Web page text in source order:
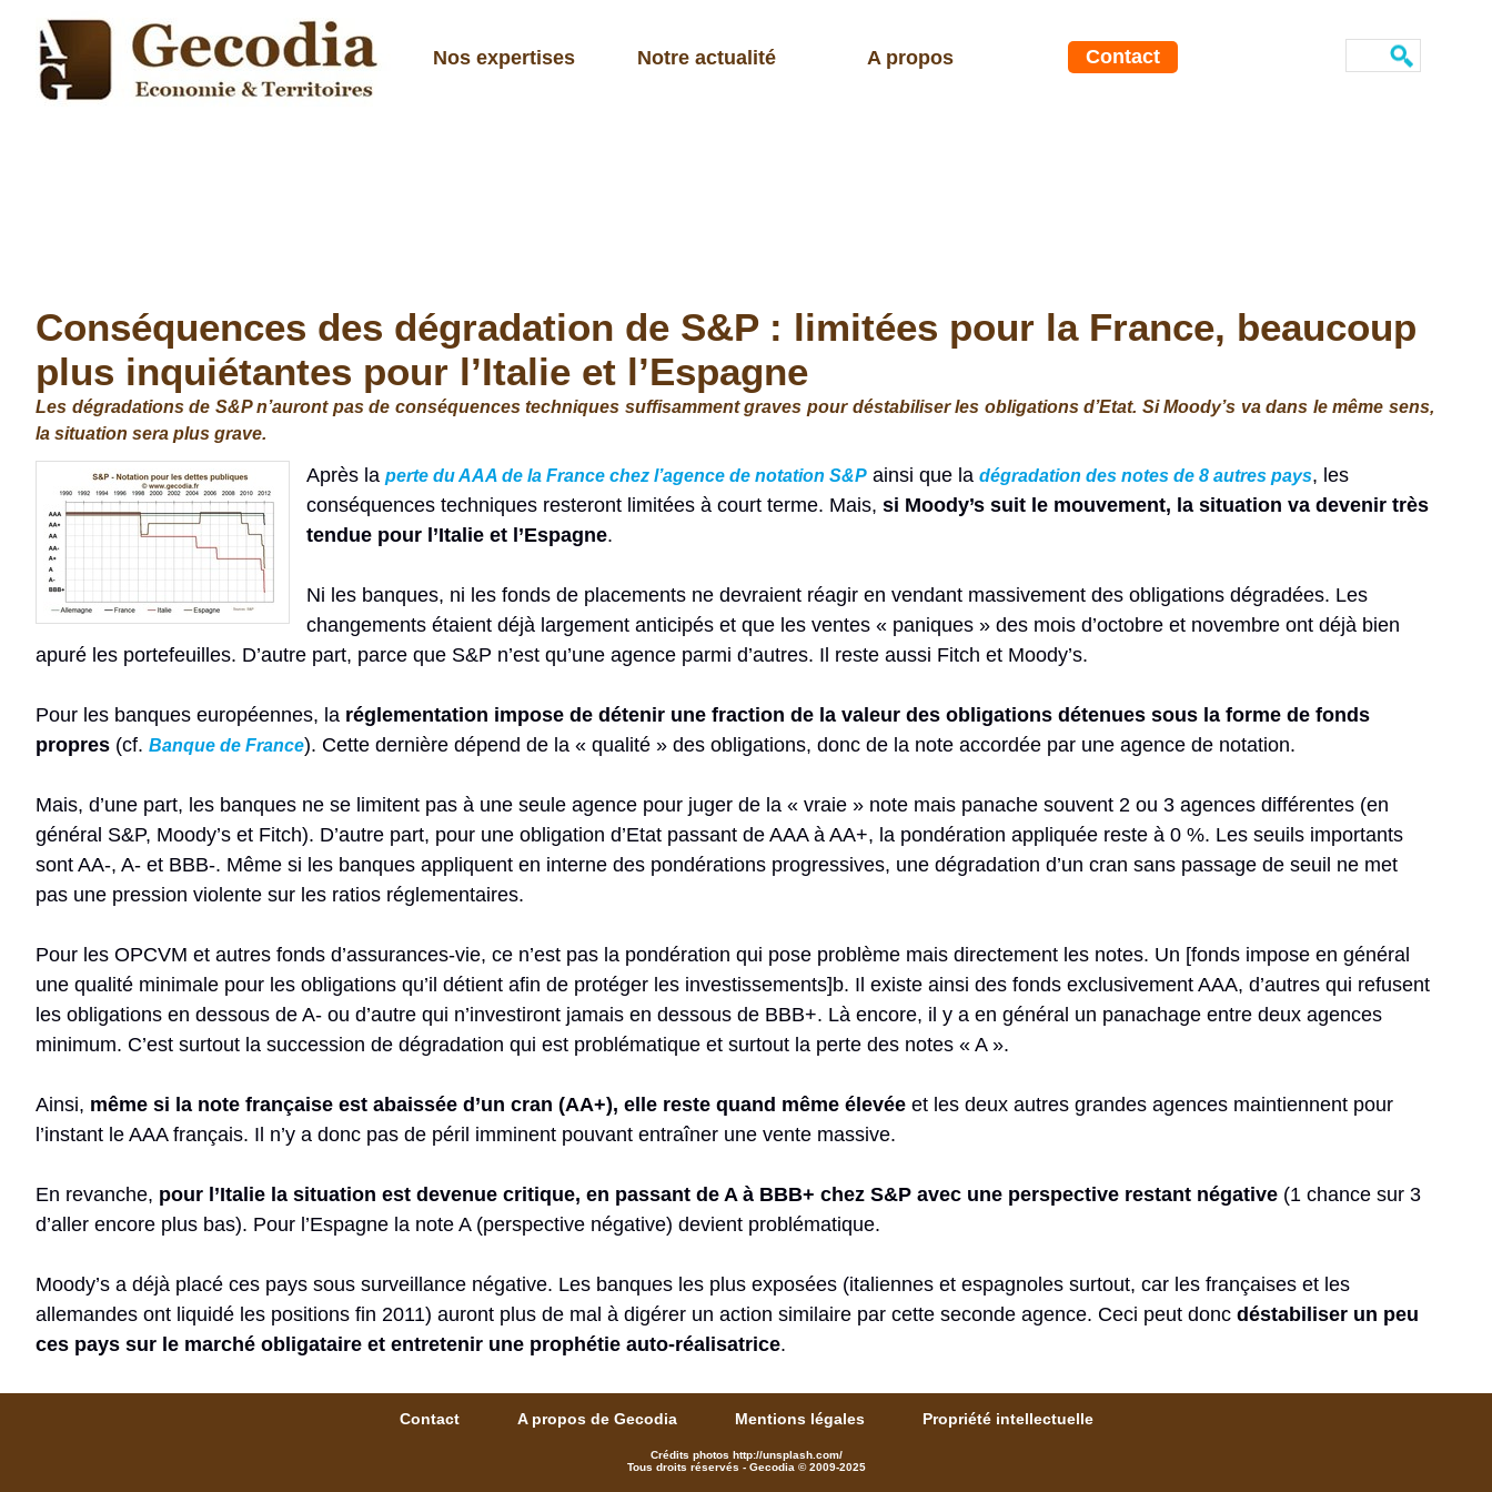
Nos expertises Notre actualité A propos Contact
Conséquences des dégradation de S&P : limitées pour la France, beaucoup
plus inquiétantes pour l’Italie et l’Espagne
Les dégradations de S&P n’auront pas de conséquences techniques suffisamment graves pour déstabiliser les obligations d’Etat. Si Moody’s va dans le même sens,
la situation sera plus grave.
Après la perte du AAA de la France chez l’agence de notation S&P ainsi que la dégradation des notes de 8 autres pays, les
conséquences techniques resteront limitées à court terme. Mais, si Moody’s suit le mouvement, la situation va devenir très
tendue pour l’Italie et l’Espagne.
Ni les banques, ni les fonds de placements ne devraient réagir en vendant massivement des obligations dégradées. Les
changements étaient déjà largement anticipés et que les ventes « paniques » des mois d’octobre et novembre ont déjà bien
apuré les portefeuilles. D’autre part, parce que S&P n’est qu’une agence parmi d’autres. Il reste aussi Fitch et Moody’s.
Pour les banques européennes, la réglementation impose de détenir une fraction de la valeur des obligations détenues sous la forme de fonds
propres (cf. Banque de France). Cette dernière dépend de la « qualité » des obligations, donc de la note accordée par une agence de notation.
Mais, d’une part, les banques ne se limitent pas à une seule agence pour juger de la « vraie » note mais panache souvent 2 ou 3 agences différentes (en
général S&P, Moody’s et Fitch). D’autre part, pour une obligation d’Etat passant de AAA à AA+, la pondération appliquée reste à 0 %. Les seuils importants
sont AA-, A- et BBB-. Même si les banques appliquent en interne des pondérations progressives, une dégradation d’un cran sans passage de seuil ne met
pas une pression violente sur les ratios réglementaires.
Pour les OPCVM et autres fonds d’assurances-vie, ce n’est pas la pondération qui pose problème mais directement les notes. Un [fonds impose en général
une qualité minimale pour les obligations qu’il détient afin de protéger les investissements]b. Il existe ainsi des fonds exclusivement AAA, d’autres qui refusent
les obligations en dessous de A- ou d’autre qui n’investiront jamais en dessous de BBB+. Là encore, il y a en général un panachage entre deux agences
minimum. C’est surtout la succession de dégradation qui est problématique et surtout la perte des notes « A ».
Ainsi, même si la note française est abaissée d’un cran (AA+), elle reste quand même élevée et les deux autres grandes agences maintiennent pour
l’instant le AAA français. Il n’y a donc pas de péril imminent pouvant entraîner une vente massive.
En revanche, pour l’Italie la situation est devenue critique, en passant de A à BBB+ chez S&P avec une perspective restant négative (1 chance sur 3
d’aller encore plus bas). Pour l’Espagne la note A (perspective négative) devient problématique.
Moody’s a déjà placé ces pays sous surveillance négative. Les banques les plus exposées (italiennes et espagnoles surtout, car les françaises et les
allemandes ont liquidé les positions fin 2011) auront plus de mal à digérer un action similaire par cette seconde agence. Ceci peut donc déstabiliser un peu
ces pays sur le marché obligataire et entretenir une prophétie auto-réalisatrice.
Contact A propos de Gecodia Mentions légales Propriété intellectuelle
Crédits photos http://unsplash.com/
Tous droits réservés - Gecodia © 2009-2025